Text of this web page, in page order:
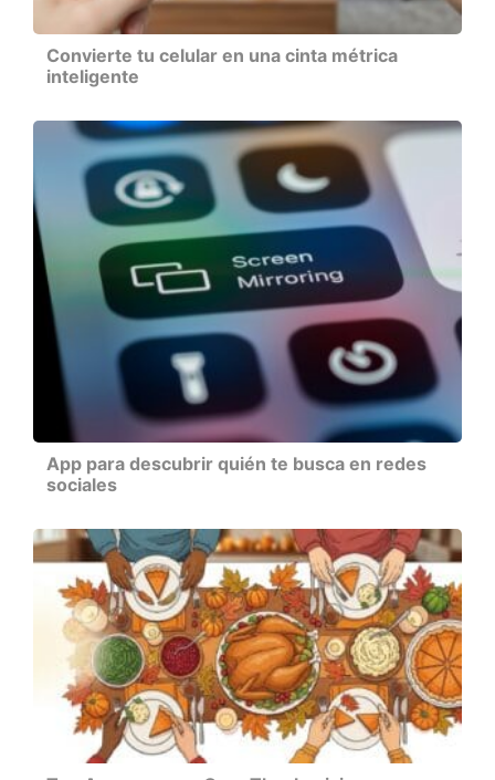
Convierte tu celular en una cinta métrica
inteligente
App para descubrir quién te busca en redes
sociales